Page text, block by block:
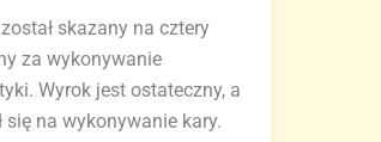
skazany na cztery
za wykonywanie
Wyrok jest ostateczny, a
się na wykonywanie kary.